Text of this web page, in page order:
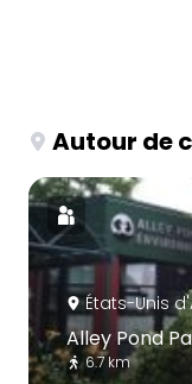
Autour de
États-Unis
Alley Pond
6.7 km